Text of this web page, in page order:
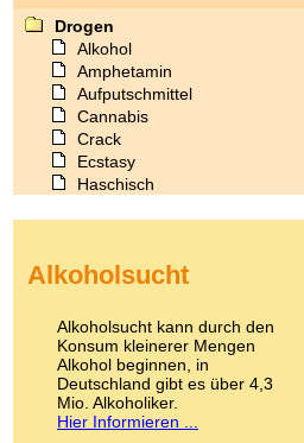
Drogen
Alkohol
Amphetamin
Aufputschmittel
Cannabis
Crack
Ecstasy
Haschisch
Kokain
LSD
Marihuana
Medikamente
Meskalin
Metamphetamin
Methadon
Alkoholsucht
Alkoholsucht kann durch den
Konsum kleinerer Mengen
Alkohol beginnen, in
Deutschland gibt es über 4,3
Mio. Alkoholiker.
Hier Informieren ...